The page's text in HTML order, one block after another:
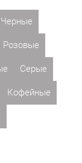
Черные
Розовые
Серые
Кофейные